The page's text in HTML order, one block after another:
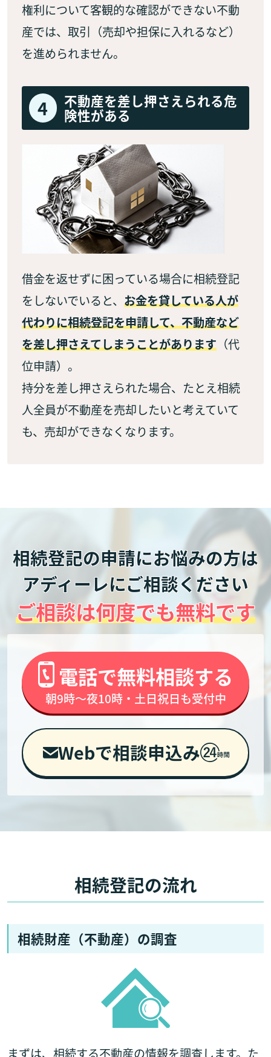
権利について客観的な確認ができない不動
産では、取引（売却や担保に入れるなど）
を進められません。
4 不動産を差し押さえられる危
険性がある
借金を返せずに困っている場合に相続登記
をしないでいると、 お金を貸している人が
代わりに相続登記を申請して、不動産など
を差し押さえてしまうことがあります（代
位申請）。
持分を差し押さえられた場合、たとえ相続
人全員が不動産を売却したいと考えていて
も、売却ができなくなります。
相続登記の申請にお悩みの方は
アディーレにご相談ください
ご相談は何度でも無料です
電話で無料相談する
朝9時～夜10時・土日祝日も受付中
Webで相談申込み
相続登記の流れ
相続財産（不動産）の調査
まずは、相続する不動産の情報を調査します。た